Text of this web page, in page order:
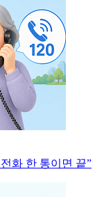
화 한 통이면 끝”